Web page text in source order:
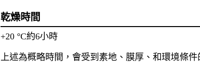
乾燥時間
+20 °C約6小時
上述為概略時間，會受到素地、膜厚、和環境條